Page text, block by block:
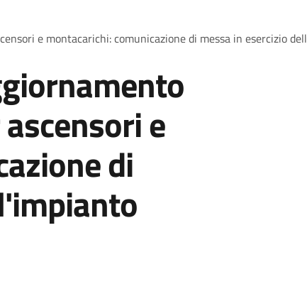
e montacarichi: comunicazione di messa in esercizio
e
di